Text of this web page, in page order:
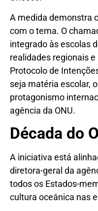
A medida demonstra
com o tema. O
integrado às escolas
realidades regionais
Protocolo de
seja matéria escolar,
protagonismo
agência da ONU.
Década do
A iniciativa está
diretora-geral da
todos os Estados-
cultura oceânica nas